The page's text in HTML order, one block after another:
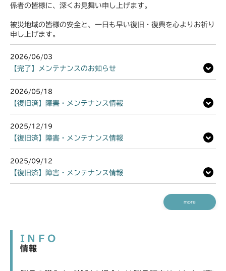
係者の皆様に、深くお見舞い申し上げます。
被災地域の皆様の安全と、一日も早い復旧・復興を心よりお祈り
申し上げます。
2026/06/03
【完了】メンテナンスのお知らせ
2026/05/18
【復旧済】障害・メンテナンス情報
2025/12/19
【復旧済】障害・メンテナンス情報
2025/09/12
【復旧済】障害・メンテナンス情報
more
INFO
情報